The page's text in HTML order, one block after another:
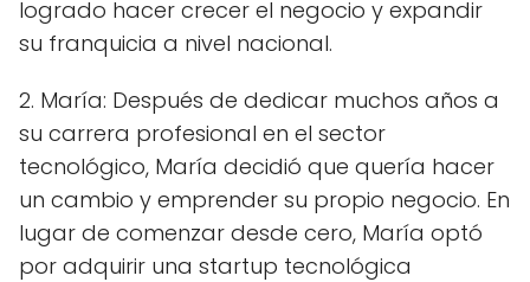
logrado hacer crecer el negocio y expandir
su franquicia a nivel nacional.
2. María: Después de dedicar muchos años a
su carrera profesional en el sector
tecnológico, María decidió que quería hacer
un cambio y emprender su propio negocio. En
lugar de comenzar desde cero, María optó
por adquirir una startup tecnológica